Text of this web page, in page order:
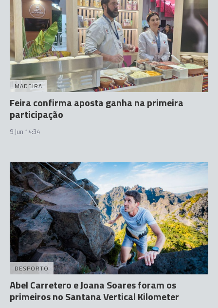
MADEIRA
Feira confirma aposta ganha na primeira
participação
9 Jun 14:34
DESPORTO
Abel Carretero e Joana Soares foram os
primeiros no Santana Vertical Kilometer